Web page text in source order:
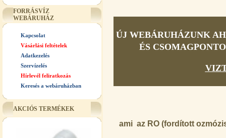
FORRÁSVÍZ
WEBÁRUHÁZ
Kapcsolat
Vásárlási feltételek
Adatkezelés
Szervízelés
Hírlevél feliratkozás
Keresés a webáruházban
AKCIÓS TERMÉKEK
ÚJ WEBÁRUHÁZUNK
ÉS
ami az RO (fordított